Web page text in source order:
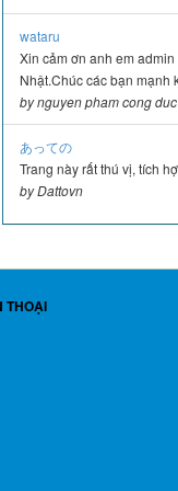
wataru
Xin cảm ơn anh em
Nhật.Chúc các bạn mạnh
by nguyen pham cong duc
あっての
Trang này rất thú vị, tích
by Dattovn
THOẠI